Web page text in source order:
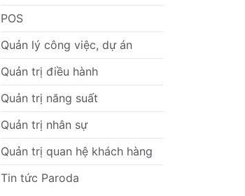
POS
Quản lý công việc, dự án
Quản trị điều hành
Quản trị năng suất
Quản trị nhân sự
Quản trị quan hệ khách hàng
Tin tức Paroda